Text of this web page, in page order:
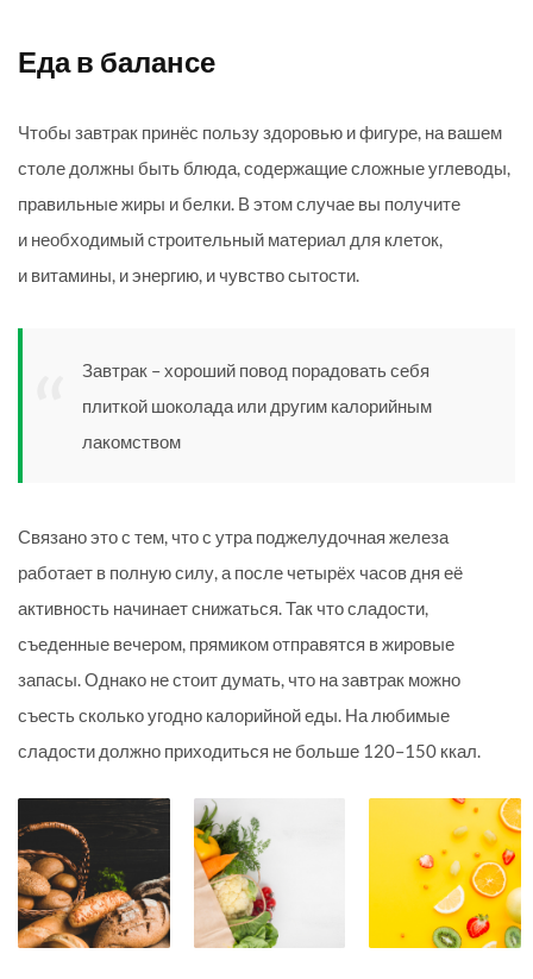
Еда в балансе
Чтобы завтрак принёс пользу здоровью и фигуре, на вашем
столе должны быть блюда, содержащие сложные углеводы,
правильные жиры и белки. В этом случае вы получите
и необходимый строительный материал для клеток,
и витамины, и энергию, и чувство сытости.
Завтрак – хороший повод порадовать себя
плиткой шоколада или другим калорийным
лакомством
Связано это с тем, что с утра поджелудочная железа
работает в полную силу, а после четырёх часов дня её
активность начинает снижаться. Так что сладости,
съеденные вечером, прямиком отправятся в жировые
запасы. Однако не стоит думать, что на завтрак можно
съесть сколько угодно калорийной еды. На любимые
сладости должно приходиться не больше 120–150 ккал.